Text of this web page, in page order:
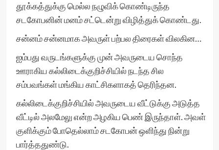
தூக்கத்துக்கு மெல்ல நழுவிக் கொண்டிருந்த
சடகோபனின் மனம் சட்டென்று விழித்துக் கொண்டது.
சன்னம் சன்னமாக அவருள் பற்பல திரைகள் விலகின…
ஐம்பது வருடங்களுக்கு முன் அவருடைய சொந்த
ஊராகிய கல்லிடைக்குறிச்சியில் நடந்த சில
சம்பவங்கள் மங்கிய காட்சிகளாகத் தெரிந்தன.
கல்லிடைக்குறிச்சியில் அவருடைய வீட்டுக்கு அடுத்த
வீட்டில் அலமேலு என்ற அழகிய பெண் இருந்தாள். அவள்
குளிக்கும் போதெல்லாம் சடகோபன் ஒளிந்து நின்று
பார்த்ததுண்டு.